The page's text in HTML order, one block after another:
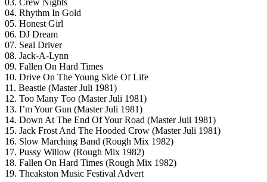
03. Crew Nights
04. Rhythm In Gold
05. Honest Girl
06. DJ Dream
07. Seal Driver
08. Jack-A-Lynn
09. Fallen On Hard Times
10. Drive On The Young Side Of Life
11. Beastie (Master Juli 1981)
12. Too Many Too (Master Juli 1981)
13. I’m Your Gun (Master Juli 1981)
14. Down At The End Of Your Road (Master Juli 1981)
15. Jack Frost And The Hooded Crow (Master Juli 1981)
16. Slow Marching Band (Rough Mix 1982)
17. Pussy Willow (Rough Mix 1982)
18. Fallen On Hard Times (Rough Mix 1982)
19. Theakston Music Festival Advert